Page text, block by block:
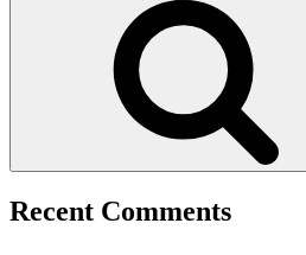
Recent Comments